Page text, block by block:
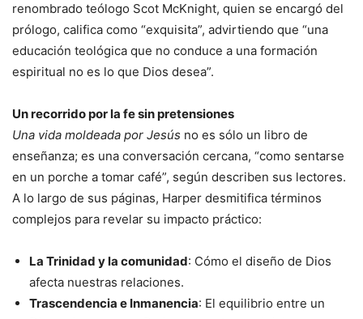
renombrado teólogo Scot McKnight, quien se encargó del
prólogo, califica como “exquisita”, advirtiendo que “una
educación teológica que no conduce a una formación
espiritual no es lo que Dios desea”.
Un recorrido por la fe sin pretensiones
Una vida moldeada por Jesús no es sólo un libro de
enseñanza; es una conversación cercana, “como sentarse
en un porche a tomar café”, según describen sus lectores.
A lo largo de sus páginas, Harper desmitifica términos
complejos para revelar su impacto práctico:
La Trinidad y la comunidad: Cómo el diseño de Dios
afecta nuestras relaciones.
Trascendencia e Inmanencia: El equilibrio entre un